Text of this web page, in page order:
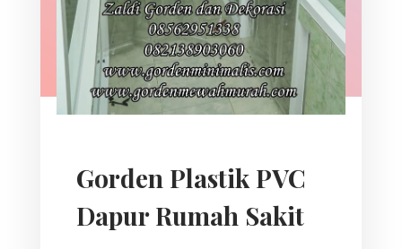
Gorden Plastik PVC
Dapur Rumah Sakit